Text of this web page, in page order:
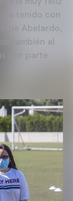
ha tenido con
de Abelardo,
también al
por parte